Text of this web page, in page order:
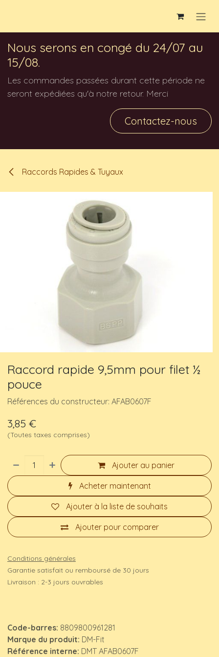
Nous serons en congé du 24/07 au
15/08.
Les commandes passées durant cette période ne
seront expédiées qu'à notre retour. Merci
Contactez-nous
Raccords Rapides & Tuyaux
Raccord rapide 9,5mm pour filet ½
pouce
Références du constructeur: AFAB0607F
3,85 €
(Toutes taxes comprises)
Ajouter au panier
Acheter maintenant
Ajouter pour comparer
Ajouter à la liste de souhaits
Conditions générales
Garantie satisfait ou remboursé de 30 jours
Livraison : 2-3 jours ouvrables
Code-barres: 8809800961281
Marque du produit: DM-Fit
Référence interne: DMT AFAB0607F